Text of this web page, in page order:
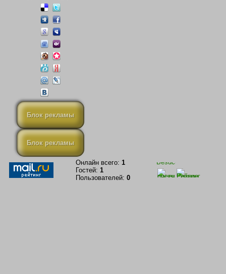
Блок рекламы
Блок рекламы
Онлайн всего: 1
Гостей: 1
Пользователей: 0